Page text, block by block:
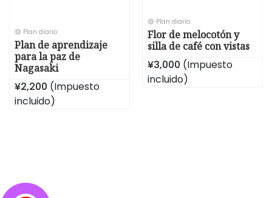
Plan diario
Plan de aprendizaje
para la paz de
Nagasaki
¥2,200 (Impuesto
incluido)
Plan diario
Flor de melocotón y
silla de café con vistas
¥3,000 (Impuesto
incluido)